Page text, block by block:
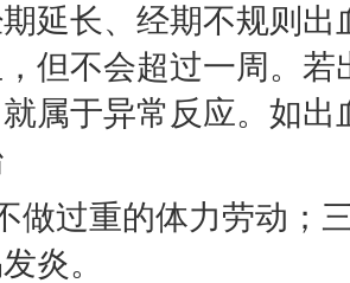
延长、经期不规则
但不会超过一周。
属于异常反应。如
做过重的体力劳动；
炎。